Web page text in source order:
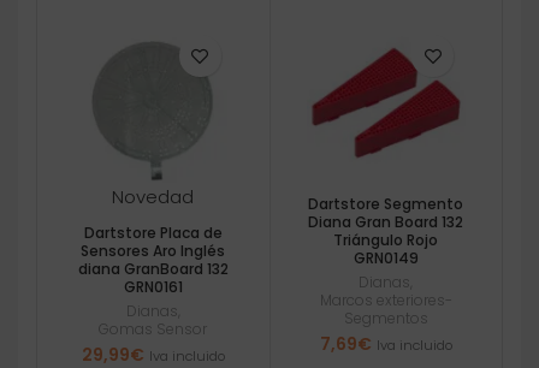
Novedad
Dartstore Placa de
Sensores Aro Inglés
diana GranBoard 132
GRN0161
Dianas
Gomas Sensor
29,99€ Iva incluido
Dartstore Segmento
Diana Gran Board 132
Triángulo Rojo
GRN0149
Dianas
Marcos exteriores-
Segmentos
7,69€ Iva incluido